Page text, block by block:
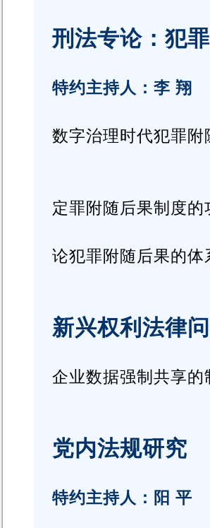
刑法专论：犯
特约主持人：李 翔
数字治理时代犯罪
定罪附随后果制度的
论犯罪附随后果的
新兴权利法律
企业数据强制共享的
党内法规研究
特约主持人：阳 平